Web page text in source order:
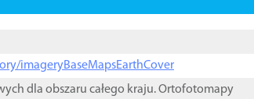
imageryBaseMapsEarthCover
dla obszaru całego kraju. Ortofotomapy